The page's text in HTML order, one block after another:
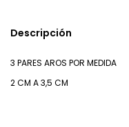
Descripción
3 PARES AROS POR MEDIDA
2 CM A 3,5 CM